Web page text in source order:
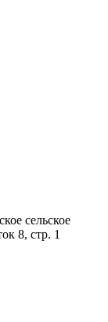
сельское
8, стр. 1